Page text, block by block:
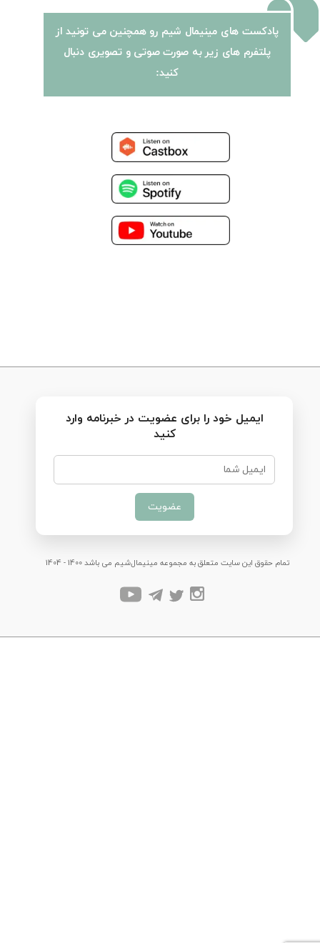
پادکست های مینیمال شیم رو همچنین می تونید از
​​​​​​​پلتفرم های زیر به صورت صوتی و تصویری دنبال
کنید:
تمام حقوق این سایت متعلق به مجموعه مینیمال‌شیم می باشد 1400 - 1404
ایمیل خود را برای عضویت در خبرنامه وارد
کنید
عضویت